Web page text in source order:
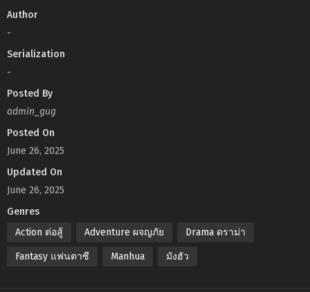
Author
-
Serialization
-
Posted By
admin_gug
Posted On
June 26, 2025
Updated On
June 26, 2025
Genres
Action ต่อสู้
Adventure ผจญภัย Drama ดราม่า
Fantasy แฟนตาซี Manhua มังฮัว